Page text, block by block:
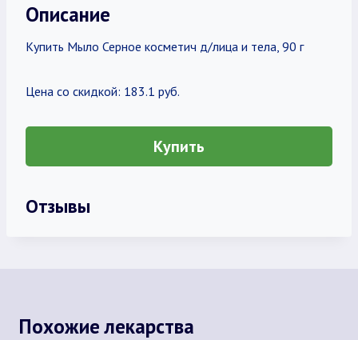
Описание
Купить Мыло Серное косметич д/лица и тела, 90 г
Цена со скидкой: 183.1 руб.
Купить
Отзывы
Похожие лекарства